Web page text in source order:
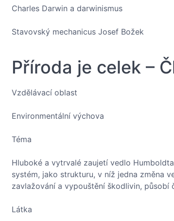
Charles Darwin a darwinismus
Stavovský mechanicus Josef Božek
Příroda je celek –
Vzdělávací oblast
Environmentální výchova
Téma
Hluboké a vytrvalé zaujetí vedlo
systém, jako strukturu, v níž jedna změna
zavlažování a vypouštění škodlivin,
Látka